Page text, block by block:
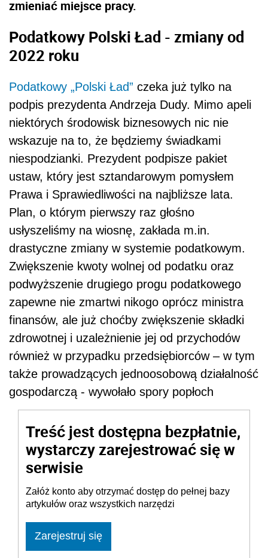
zmieniać miejsce pracy.
Podatkowy Polski Ład - zmiany od
2022 roku
Podatkowy „Polski Ład” czeka już tylko na
podpis prezydenta Andrzeja Dudy. Mimo apeli
niektórych środowisk biznesowych nic nie
wskazuje na to, że będziemy świadkami
niespodzianki. Prezydent podpisze pakiet
ustaw, który jest sztandarowym pomysłem
Prawa i Sprawiedliwości na najbliższe lata.
Plan, o którym pierwszy raz głośno
usłyszeliśmy na wiosnę, zakłada m.in.
drastyczne zmiany w systemie podatkowym.
Zwiększenie kwoty wolnej od podatku oraz
podwyższenie drugiego progu podatkowego
zapewne nie zmartwi nikogo oprócz ministra
finansów, ale już choćby zwiększenie składki
zdrowotnej i uzależnienie jej od przychodów
również w przypadku przedsiębiorców – w tym
także prowadzących jednoosobową działalność
gospodarczą - wywołało spory popłoch
Treść jest dostępna bezpłatnie,
wystarczy zarejestrować się w
serwisie
Załóż konto aby otrzymać dostęp do pełnej bazy
artykułów oraz wszystkich narzędzi
Zarejestruj się